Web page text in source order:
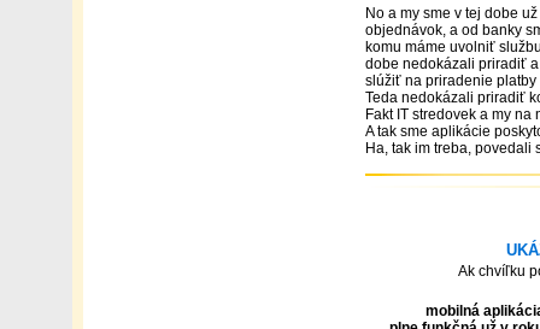
No a my sme v tej dobe
objednávok, a od banky
komu máme uvolniť
dobe nedokázali priradiť
slúžiť na priradenie platby
Teda nedokázali priradiť
Fakt IT stredovek a my
A tak sme aplikácie
Ha, tak im treba, povedali
Ak chvíľku
mobilná